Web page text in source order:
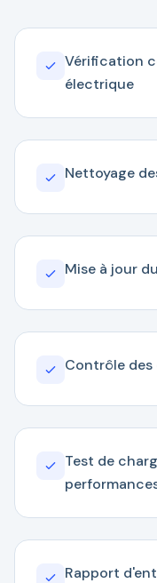
Vérification
électrique
Nettoyage
Mise à jour
Contrôle
Test de
Rapport